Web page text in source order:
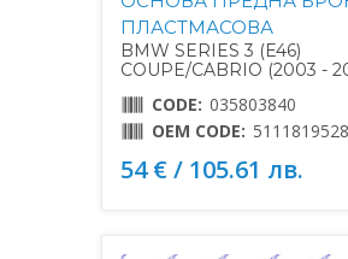
ПЛАСТМАСОВА
BMW SERIES 3 (E46)
COUPE/CABRIO (2003 -
CODE: 035803840
OEM CODE:
54 € / 105.61 лв.